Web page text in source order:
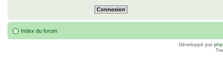
Index du forum
Développé par